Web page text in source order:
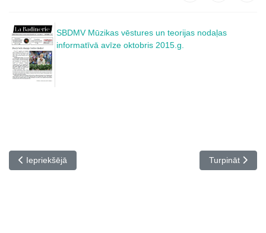
SBDMV Mūzikas vēstures un teorijas nodaļas
informatīvā avīze oktobris 2015 .g.
Iepriekšējais raksts: Novembris 2015
Iepriekšējā Nākamais
Turpināt